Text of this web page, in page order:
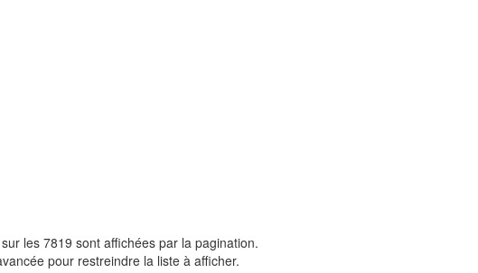
les 7819 sont affichées par la pagination.
pour restreindre la liste à afficher.